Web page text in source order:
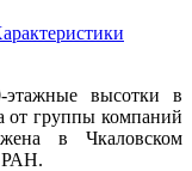
высотки в
от группы компаний
в Чкаловском
РАН.